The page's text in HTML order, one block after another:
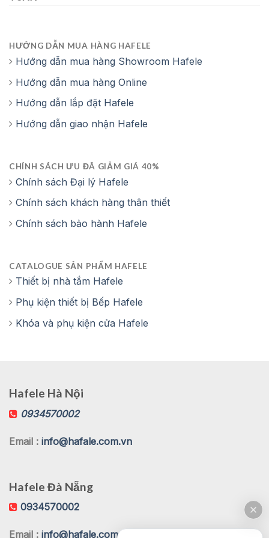
HƯỚNG DẪN MUA HÀNG HAFELE
Hướng dẫn mua hàng Showroom Hafele
Hướng dẫn mua hàng Online
Hướng dẫn lắp đặt Hafele
Hướng dẫn giao nhận Hafele
CHÍNH SÁCH ƯU ĐÃ GIẢM GIÁ 40%
Chính sách Đại lý Hafele
Chính sách khách hàng thân thiết
Chính sách bảo hành Hafele
CATALOGUE SẢN PHẨM HAFELE
Thiết bị nhà tắm Hafele
Phụ kiện thiết bị Bếp Hafele
Khóa và phụ kiện cửa Hafele
Hafele Hà Nội
0934570002
Email : info@hafale.com.vn
Hafele Đà Nẵng
0934570002
Email : info@hafale.com.vn